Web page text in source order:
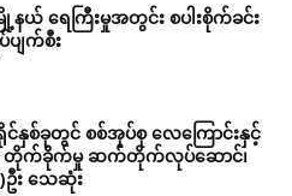
နယ် ရေကြီးမှုအတွင်း စပါးစိုက်ခင်း
ပျက်စီး
နှစ်ခုတွင် စစ်အုပ်စု လေကြောင်းနှင့်
တိုက်ခိုက်မှု ဆက်တိုက်လုပ်ဆောင်၊
ဦး သေဆုံး